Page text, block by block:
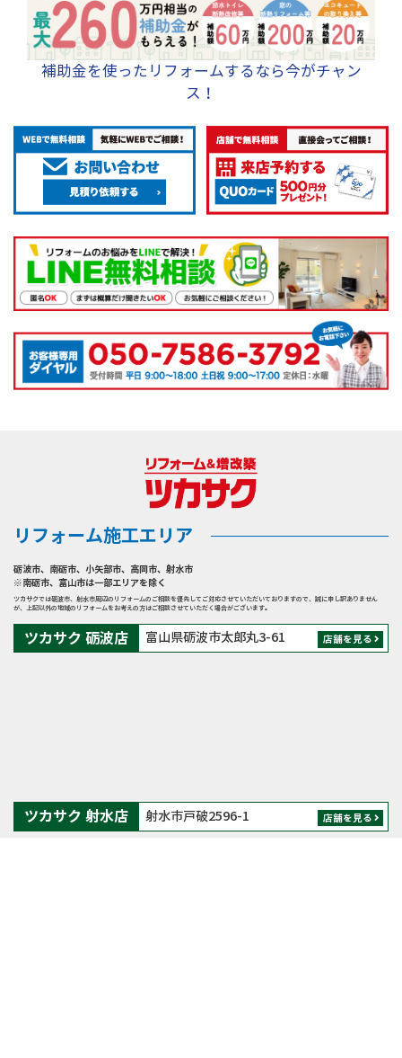
補助金を使ったリフォームするなら今がチャン
ス！
リフォーム施工エリア
砺波市、 南砺市、 小矢部市、 高岡市、 射水市
※南砺市、富山市は一部エリアを除く
ツカサクでは砺波市、射水市周辺のリフォームのご相談を優先してご対応させていただいておりますので、誠に申し訳ありません
が、上記以外の地域のリフォームをお考えの方はご相談させていただく場合がございます。
ツカサク 砺波店 富山県砺波市太郎丸3-61 店舗を見る
ツカサク 射水店 射水市戸破2596-1 店舗を見る